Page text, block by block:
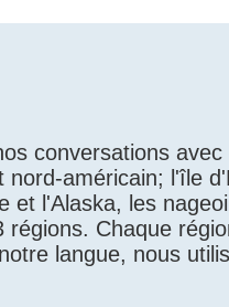
conversations
américain; l'île
et l'Alaska, les
Chaque
langue, nous